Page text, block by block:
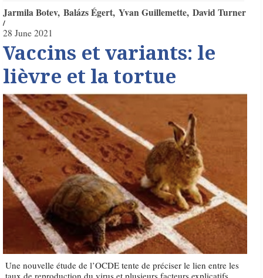
Jarmila Botev Balázs Égert Yvan Guillemette David Turner
28 June 2021
Vaccins et variants: le
lièvre et la tortue
Une nouvelle étude de l’OCDE tente de préciser le lien entre les